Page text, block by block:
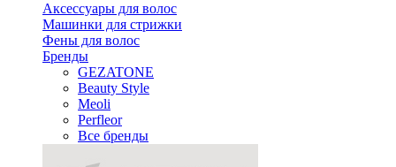
Аксессуары для волос
Машинки для стрижки
Фены для волос
Бренды
GEZATONE
Beauty Style
Meoli
Perfleor
Все бренды